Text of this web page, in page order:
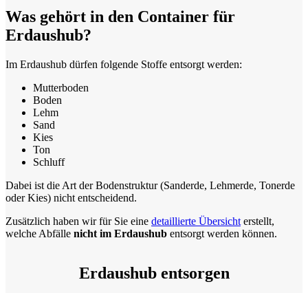
Was gehört in den Container für
Erdaushub?
Im Erdaushub dürfen folgende Stoffe entsorgt werden:
Mutterboden
Boden
Lehm
Sand
Kies
Ton
Schluff
Dabei ist die Art der Bodenstruktur (Sanderde, Lehmerde, Tonerde
oder Kies) nicht entscheidend.
Zusätzlich haben wir für Sie eine detaillierte Übersicht erstellt,
welche Abfälle nicht im Erdaushub entsorgt werden können.
Erdaushub entsorgen